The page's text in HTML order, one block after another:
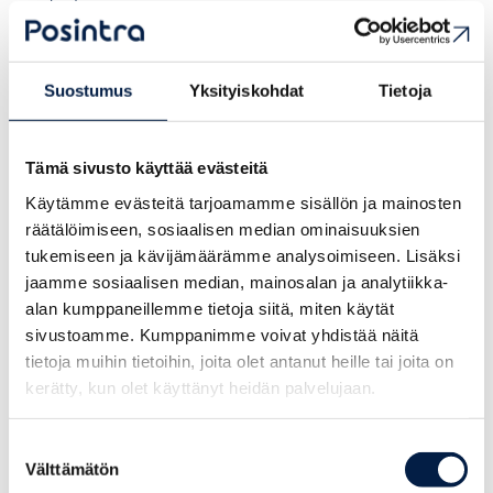
Suostumus Yksityiskohdat Tietoja
Tämä sivusto käyttää evästeitä
Käytämme evästeitä tarjoamamme sisällön ja mainosten
räätälöimiseen, sosiaalisen median ominaisuuksien
tukemiseen ja kävijämäärämme analysoimiseen. Lisäksi
jaamme sosiaalisen median, mainosalan ja analytiikka-
alan kumppaneillemme tietoja siitä, miten käytät
sivustoamme. Kumppanimme voivat yhdistää näitä
tietoja muihin tietoihin, joita olet antanut heille tai joita on
kerätty, kun olet käyttänyt heidän palvelujaan.
valinta
Välttämätön
rakentamisessa.
Lisäksi tarjolla on tapahtumia ja
verkostoitumismahdollisuuksia myös muista aiheista. Olet
verkostoitumismahdollisuutta juuri sinua kiinnostavan teeman
Monipuolisia mahdollisuuksia
kehittämiseen ja kasvuun
Kasvu ei tapahdu tyhjiössä, vaan se vaatii luottamusta,
vuoropuhelua ja yhdessä tekemistä – ja juuri kohtaamisissa
liiketoiminnan haasteeseen, raikkaista näkökulmista ja